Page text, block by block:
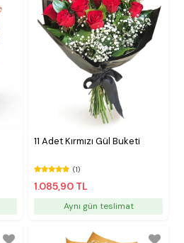
11 Adet Kırmızı Gül Buketi
(1)
1.085,90 TL
Aynı gün teslimat